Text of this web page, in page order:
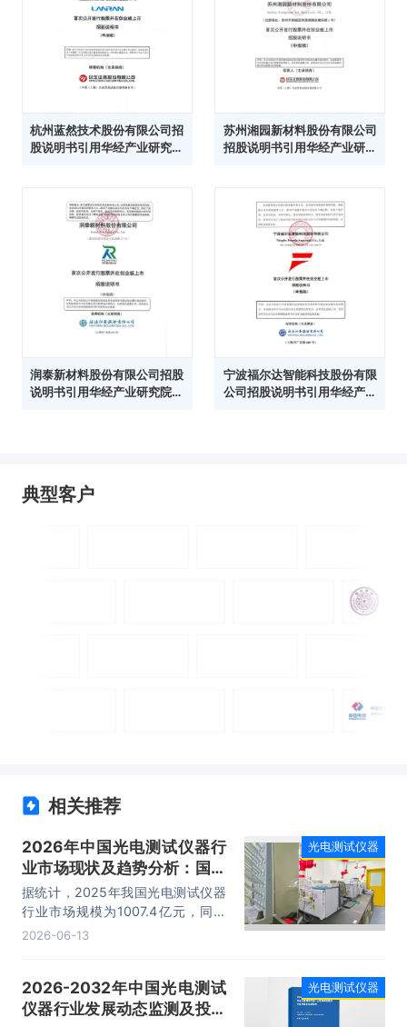
杭州蓝然技术股份有限公司招
股说明书引用华经产业研究院
苏州湘园新材料股份有限公司
招股说明书引用华经产业研究
润泰新材料股份有限公司招股
说明书引用华经产业研究院数
宁波福尔达智能科技股份有限
公司招股说明书引用华经产业
典型客户
相关推荐
2026年中国光电测试仪器行
业市场现状及趋势分析：国产
替代加速，产业发展机遇明确
「图」
据统计，2025年我国光电测试仪器
行业市场规模为1007.4亿元，同比
增长58.2%。总体来看，全球光电测
需求的持续释放，正推动中国成为全
球光电测试仪器产业发展的重要引擎
2026-06-13
光电测试仪器
2026-2032年中国光电测试
仪器行业发展动态监测及投资
光电测试仪器